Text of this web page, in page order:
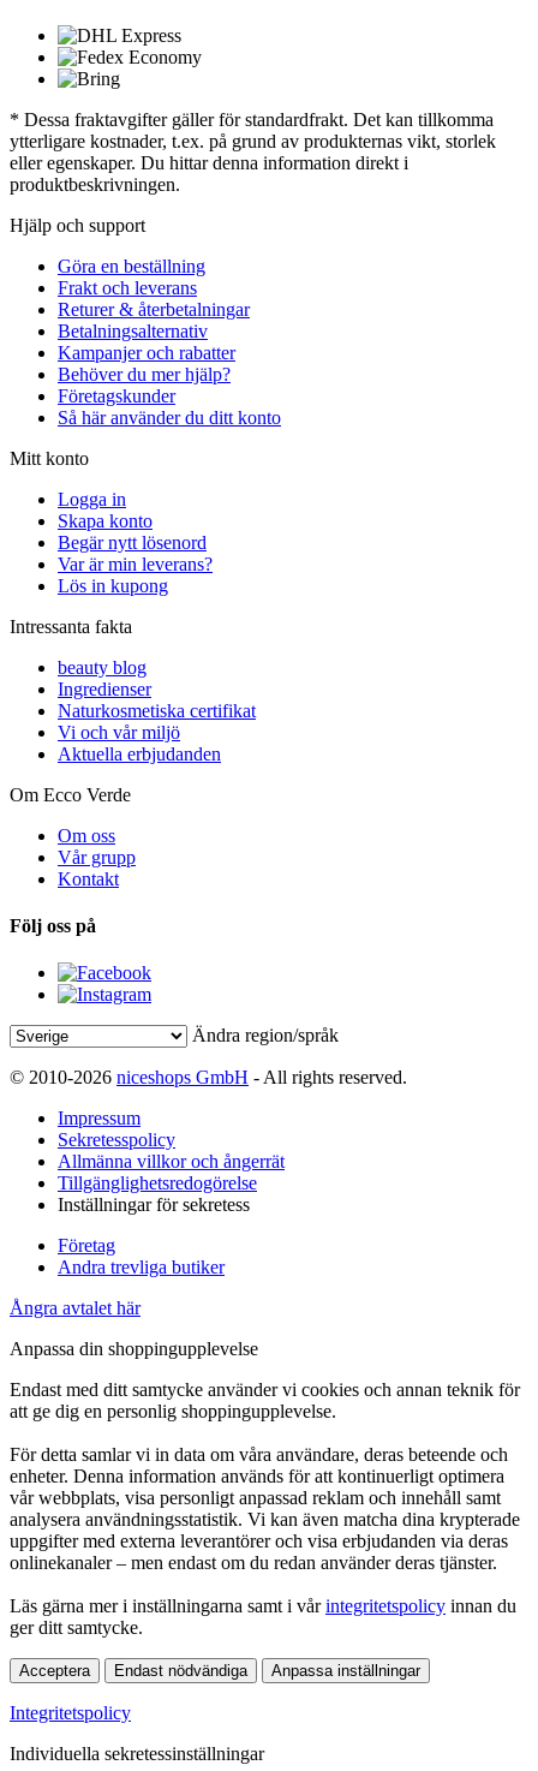
* Dessa fraktavgifter gäller för standardfrakt. Det kan tillkomma
ytterligare kostnader, t.ex. på grund av produkternas vikt, storlek
eller egenskaper. Du hittar denna information direkt i
produktbeskrivningen.
Hjälp och support
Göra en beställning
Frakt och leverans
Returer & återbetalningar
Betalningsalternativ
Kampanjer och rabatter
Behöver du mer hjälp?
Företagskunder
Så här använder du ditt konto
Mitt konto
Logga in
Skapa konto
Begär nytt lösenord
Var är min leverans?
Lös in kupong
Intressanta fakta
beauty blog
Ingredienser
Naturkosmetiska certifikat
Vi och vår miljö
Aktuella erbjudanden
Om Ecco Verde
Om oss
Vår grupp
Kontakt
Följ oss på
Ändra region/språk
© 2010-2026 niceshops GmbH - All rights reserved.
Impressum
Sekretesspolicy
Allmänna villkor och ångerrät
Tillgänglighetsredogörelse
Inställningar för sekretess
Företag
Andra trevliga butiker
Ångra avtalet här
Anpassa din shoppingupplevelse
Endast med ditt samtycke använder vi cookies och annan teknik för
att ge dig en personlig shoppingupplevelse.
För detta samlar vi in data om våra användare, deras beteende och
enheter. Denna information används för att kontinuerligt optimera
vår webbplats, visa personligt anpassad reklam och innehåll samt
analysera användningsstatistik. Vi kan även matcha dina krypterade
uppgifter med externa leverantörer och visa erbjudanden via deras
onlinekanaler – men endast om du redan använder deras tjänster.
Läs gärna mer i inställningarna samt i vårintegritetspolicy innan du
ger ditt samtycke.
Acceptera Endast nödvändiga Anpassa inställningar
Integritetspolicy
Individuella sekretessinställningar